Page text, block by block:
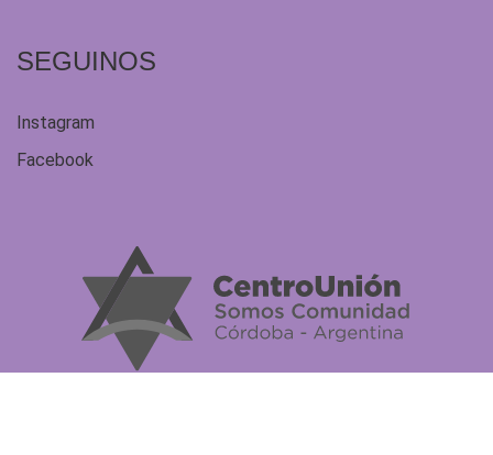
SEGUINOS
Instagram
Facebook